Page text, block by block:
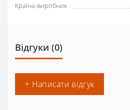
Країна-виробник
Відгуки (0)
+ Написати відгук